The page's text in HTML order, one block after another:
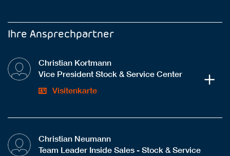
Ihre Ansprechpartner
Christian Kortmann
Vice President Stock & Service Center
Visitenkarte
Christian Neumann
Team Leader Inside Sales - Stock & Service